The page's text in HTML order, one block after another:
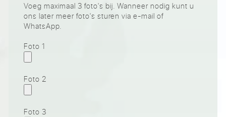
Voeg maximaal 3 foto's bij. Wanneer nodig kunt u
ons later meer foto's sturen via e-mail of
WhatsApp.
Foto 1
Foto 2
Foto 3